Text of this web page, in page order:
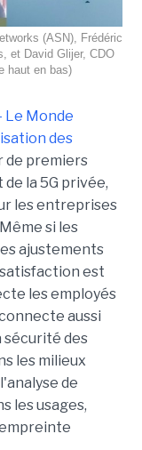
(ASN), Frédéric
et David Glijer, CDO
haut en bas)
Le Monde
des
de premiers
la 5G privée,
les entreprises
si les
ajustements
est
les employés
aussi
sécurité des
les milieux
de
les usages,